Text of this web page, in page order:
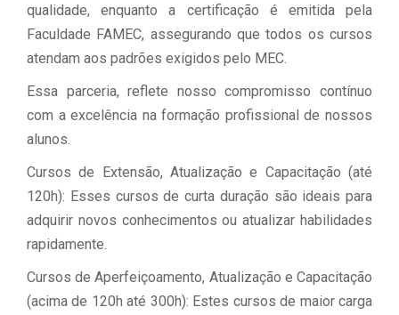
qualidade, enquanto a certificação é emitida pela
Faculdade FAMEC, assegurando que todos os cursos
atendam aos padrões exigidos pelo MEC.
Essa parceria, reflete nosso compromisso contínuo
com a excelência na formação profissional de nossos
alunos.
Cursos de Extensão, Atualização e Capacitação (até
120h): Esses cursos de curta duração são ideais para
adquirir novos conhecimentos ou atualizar habilidades
rapidamente.
Cursos de Aperfeiçoamento, Atualização e Capacitação
(acima de 120h até 300h): Estes cursos de maior carga